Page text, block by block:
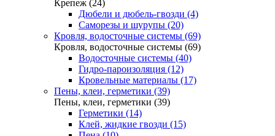
Крепеж (24)
Дюбели и дюбель-гвозди (4)
Саморезы и шурупы (20)
Кровля, водосточные системы (69)
Кровля, водосточные системы (69)
Водосточные системы (40)
Гидро-пароизоляция (12)
Кровельные материалы (17)
Пены, клеи, герметики (39)
Пены, клеи, герметики (39)
Герметики (14)
Клей, жидкие гвозди (15)